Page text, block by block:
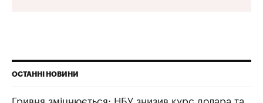
ОСТАННІ НОВИНИ